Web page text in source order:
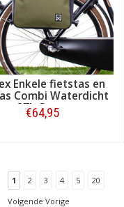
Enkele fietstas en
Combi Waterdicht
27L Groen
€64,95
1 2 3 4 5
20
Volgende Vorige